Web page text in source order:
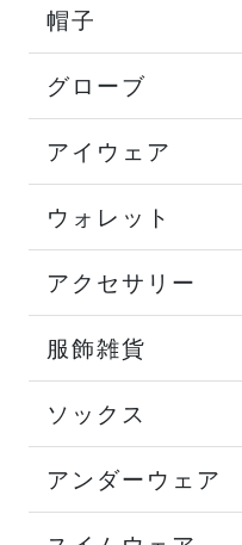
帽子
グローブ
アイウェア
ウォレット
アクセサリー
服飾雑貨
ソックス
アンダーウェア